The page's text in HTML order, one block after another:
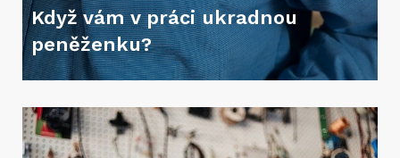
Když vám v práci ukradnou
peněženku?